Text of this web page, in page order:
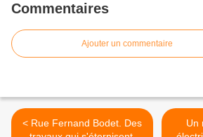
Commentaires
Ajouter un commentaire
< Rue Fernand Bodet. Des
Un